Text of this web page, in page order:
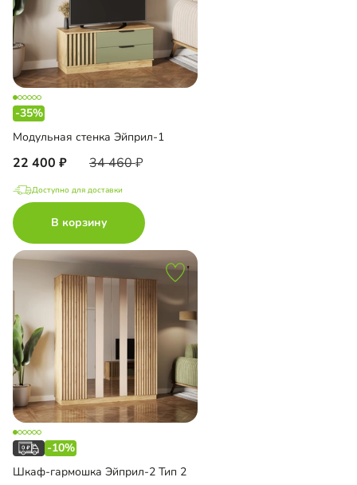
-35%
Модульная стенка Эйприл-1
22 400 34 460
Доступно для доставки
В корзину
-10%
Шкаф-гармошка Эйприл-2 Тип 2